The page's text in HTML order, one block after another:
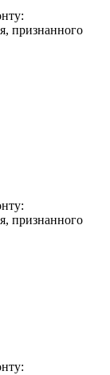
признанного
признанного